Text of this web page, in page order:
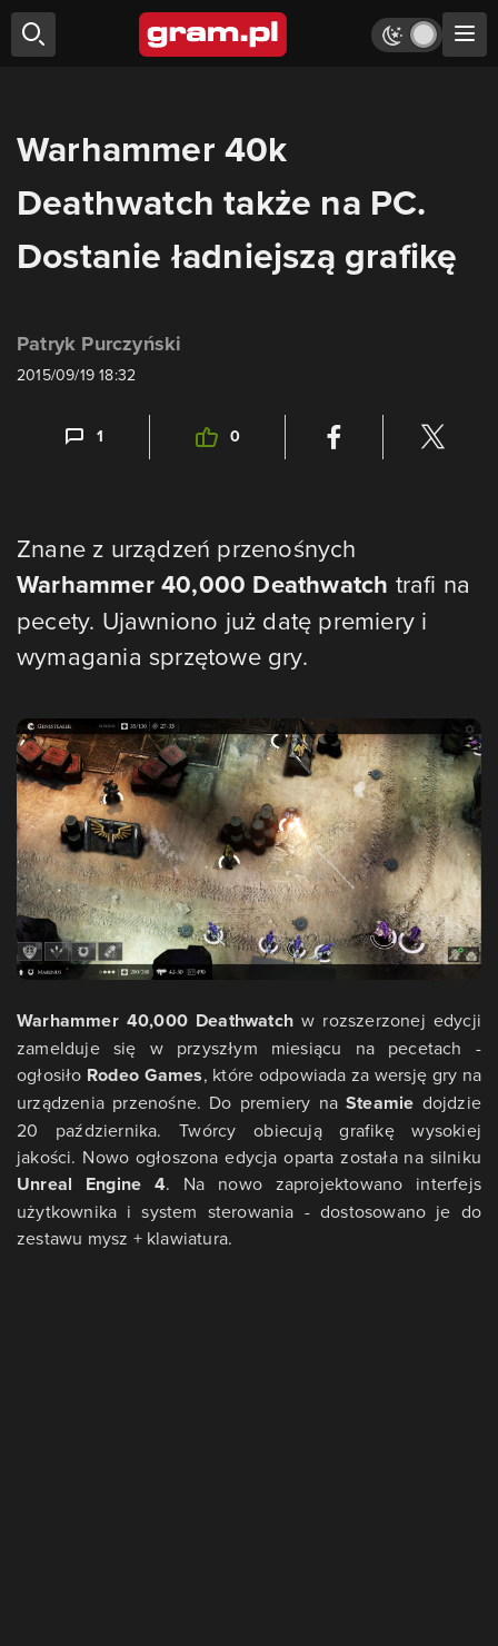
Warhammer 40k
Deathwatch także na PC.
Dostanie ładniejszą grafikę
Patryk Purczyński
2015/09/19 18:32
1 0
Znane z urządzeń przenośnych
Warhammer 40,000 Deathwatch trafi na
pecety. Ujawniono już datę premiery i
wymagania sprzętowe gry.
Warhammer 40,000 Deathwatch w rozszerzonej edycji
zamelduje się w przyszłym miesiącu na pecetach -
ogłosiło Rodeo Games, które odpowiada za wersję gry na
urządzenia przenośne. Do premiery naSteamie dojdzie
20 października. Twórcy obiecują grafikę wysokiej
jakości. Nowo ogłoszona edycja oparta została na silniku
Unreal Engine 4. Na nowo zaprojektowano interfejs
użytkownika i system sterowania - dostosowano je do
zestawu mysz + klawiatura.